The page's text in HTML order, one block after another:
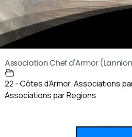
Association Chef d'Armor
22 - Côtes d’Armor, Associations
Associations par Régions